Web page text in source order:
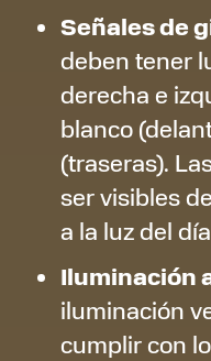
Señales de
deben tener
derecha e
blanco
(traseras).
ser visibles
a la luz del
Iluminación
iluminación
cumplir con